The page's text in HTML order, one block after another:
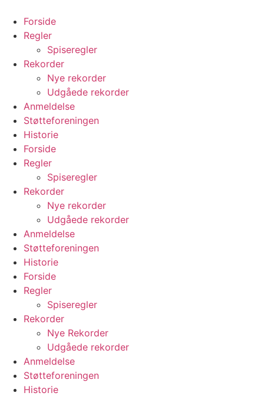
indhold
Forside
Regler
Spiseregler
Rekorder
Nye rekorder
Udgåede rekorder
Anmeldelse
Støtteforeningen
Historie
Forside
Regler
Spiseregler
Rekorder
Nye rekorder
Udgåede rekorder
Anmeldelse
Støtteforeningen
Historie
Forside
Regler
Spiseregler
Rekorder
Nye Rekorder
Udgåede rekorder
Anmeldelse
Støtteforeningen
Historie